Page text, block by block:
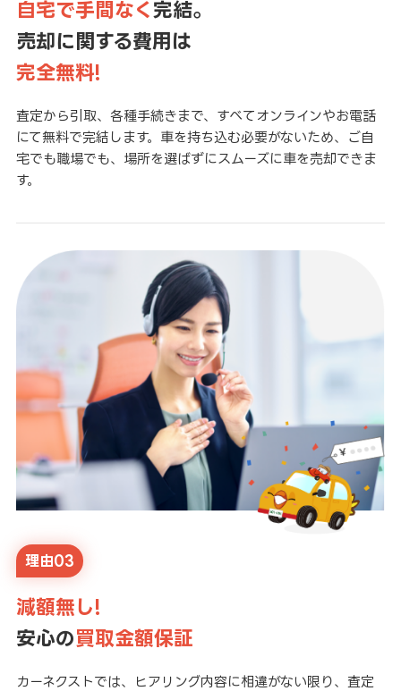
自宅で手間なく 完結。
売却に関する費用は
完全無料!
査定から引取、各種手続きまで、すべてオンラインやお電話
にて無料で完結します。車を持ち込む必要がないため、ご自
宅でも職場でも、場所を選ばずにスムーズに車を売却できま
す。
理由03
減額無し!
安心の買取金額保証
カーネクストでは、ヒアリング内容に相違がない限り、査定